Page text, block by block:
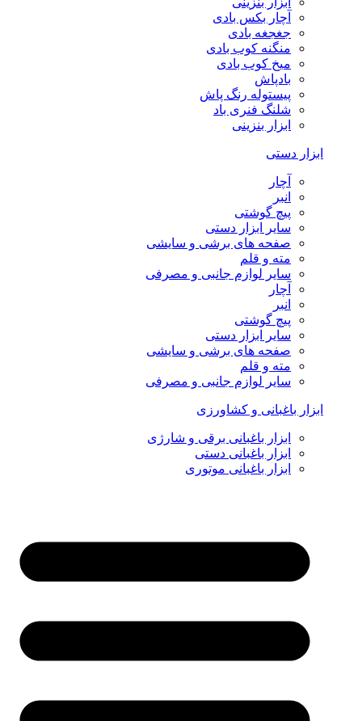
آچار بکس بادی
جغجغه بادی
منگنه کوب بادی
میخ کوب بادی
بادپاش
پیستوله رنگ پاش
شلنگ فنری باد
ابزار بنزینی
ابزار دستی
آچار
انبر
پیچ گوشتی
سایر ابزار دستی
صفحه های برشی و سایشی
مته و قلم
سایر لوازم جانبی و مصرفی
آچار
انبر
پیچ گوشتی
سایر ابزار دستی
صفحه های برشی و سایشی
مته و قلم
سایر لوازم جانبی و مصرفی
ابزار باغبانی و کشاورزی
ابزار باغبانی برقی و شارژی
ابزار باغبانی دستی
ابزار باغبانی موتوری